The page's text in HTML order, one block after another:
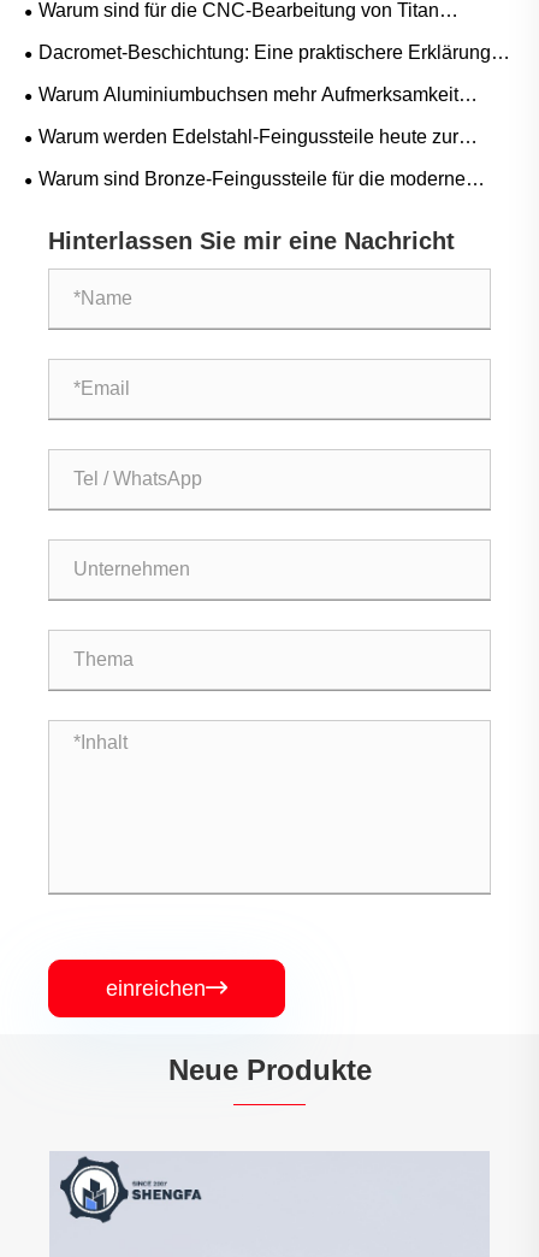
Warum sind für die CNC-Bearbeitung von Titan
Hochdruckkühlmittel und Spezialwerkzeuge erforderlich?
Dacromet-Beschichtung: Eine praktischere Erklärung
aus der Praxis
Warum Aluminiumbuchsen mehr Aufmerksamkeit
erfordern, als ihre Größe vermuten lässt
Warum werden Edelstahl-Feingussteile heute zur
zuverlässigsten Lösung für die hochpräzise Fertigung?
Warum sind Bronze-Feingussteile für die moderne
Hinterlassen Sie mir eine Nachricht
einreichen
Neue Produkte
Feinguss mit Wachsausschmelzverfahren